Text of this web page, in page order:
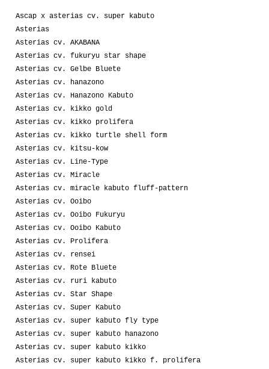
Ascap x asterias cv. super kabuto
Asterias
Asterias cv. AKABANA
Asterias cv. fukuryu star shape
Asterias cv. Gelbe Bluete
Asterias cv. hanazono
Asterias cv. Hanazono Kabuto
Asterias cv. kikko gold
Asterias cv. kikko prolifera
Asterias cv. kikko turtle shell form
Asterias cv. kitsu-kow
Asterias cv. Line-Type
Asterias cv. Miracle
Asterias cv. miracle kabuto fluff-pattern
Asterias cv. Ooibo
Asterias cv. Ooibo Fukuryu
Asterias cv. Ooibo Kabuto
Asterias cv. Prolifera
Asterias cv. rensei
Asterias cv. Rote Bluete
Asterias cv. ruri kabuto
Asterias cv. Star Shape
Asterias cv. Super Kabuto
Asterias cv. super kabuto fly type
Asterias cv. super kabuto hanazono
Asterias cv. super kabuto kikko
Asterias cv. super kabuto kikko f. prolifera